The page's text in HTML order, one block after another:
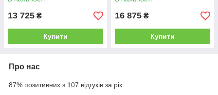
13 725 ₴
Купити
16 875 ₴
Купити
Про нас
87% позитивних з 107 відгуків за рік